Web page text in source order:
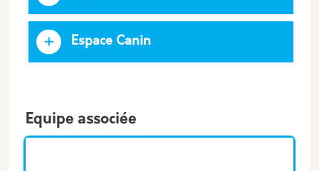
Espace Canin
Equipe associée